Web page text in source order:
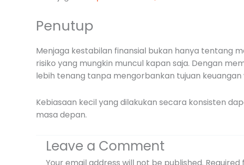
Penutup
Menjaga kestabilan finansial bukan hanya tentang
risiko yang mungkin muncul kapan saja. Dengan
lebih tenang tanpa mengorbankan tujuan
Kebiasaan kecil yang dilakukan secara konsisten
masa depan.
Leave a Comment
Your email address will not be published.